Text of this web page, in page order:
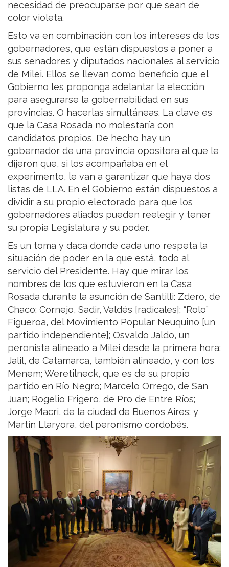
necesidad de preocuparse por que sean de
color violeta.
Esto va en combinación con los intereses de los
gobernadores, que están dispuestos a poner a
sus senadores y diputados nacionales al servicio
de Milei. Ellos se llevan como beneficio que el
Gobierno les proponga adelantar la elección
para asegurarse la gobernabilidad en sus
provincias. O hacerlas simultáneas. La clave es
que la Casa Rosada no molestaría con
candidatos propios. De hecho hay un
gobernador de una provincia opositora al que le
dijeron que, si los acompañaba en el
experimento, le van a garantizar que haya dos
listas de LLA. En el Gobierno están dispuestos a
dividir a su propio electorado para que los
gobernadores aliados pueden reelegir y tener
su propia Legislatura y su poder.
Es un toma y daca donde cada uno respeta la
situación de poder en la que está, todo al
servicio del Presidente. Hay que mirar los
nombres de los que estuvieron en la Casa
Rosada durante la asunción de Santilli: Zdero, de
Chaco; Cornejo, Sadir, Valdés [radicales]; “Rolo”
Figueroa, del Movimiento Popular Neuquino [un
partido independiente]; Osvaldo Jaldo, un
peronista alineado a Milei desde la primera hora;
Jalil, de Catamarca, también alineado, y con los
Menem; Weretilneck, que es de su propio
partido en Río Negro; Marcelo Orrego, de San
Juan; Rogelio Frigero, de Pro de Entre Ríos;
Jorge Macri, de la ciudad de Buenos Aires; y
Martín Llaryora, del peronismo cordobés.